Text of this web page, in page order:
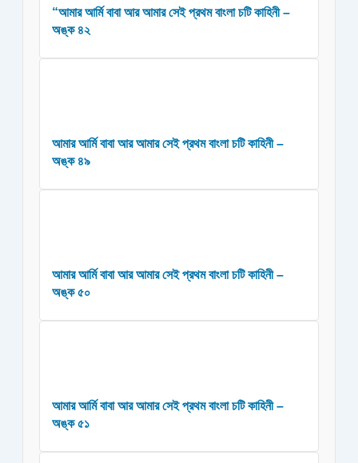
“আমার আর্মি বাবা আর আমার সেই প্রথম বাংলা চটি কাহিনী –
অঙ্ক ৪২
আমার আর্মি বাবা আর আমার সেই প্রথম বাংলা চটি কাহিনী –
অঙ্ক ৪৯
আমার আর্মি বাবা আর আমার সেই প্রথম বাংলা চটি কাহিনী –
অঙ্ক ৫০
আমার আর্মি বাবা আর আমার সেই প্রথম বাংলা চটি কাহিনী –
অঙ্ক ৫১